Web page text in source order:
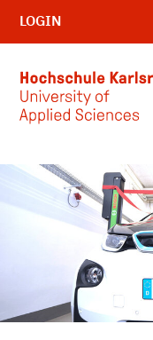
Skip to main content
LOGIN